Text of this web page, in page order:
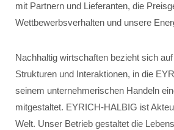
mit Partnern und Lieferanten, die
Wettbewerbsverhalten und unsere
Nachhaltig wirtschaften bezieht sich
Strukturen und Interaktionen, in die
seinem unternehmerischen Handeln
mitgestaltet. EYRICH-HALBIG ist
Welt. Unser Betrieb gestaltet die